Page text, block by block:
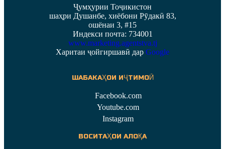
Ҷумҳурии Тоҷикистон
шаҳри Душанбе, хиёбони Рӯдакӣ 83,
ошёнаи 3, #15
Индекси почта: 734001
www.marketing.agentstva.tj
Харитаи ҷойгиршавӣ дар Google
ШАБАКАҲОИ ИҶТИМОӢ
Facebook.com
Youtube.com
Instagram
ВОСИТАҲОИ АЛОҚА